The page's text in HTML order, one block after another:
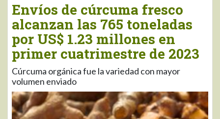
Envíos de cúrcuma fresco
alcanzan las 765 toneladas
por US$ 1.23 millones en
primer cuatrimestre de 2023
Cúrcuma orgánica fue la variedad con mayor
volumen enviado